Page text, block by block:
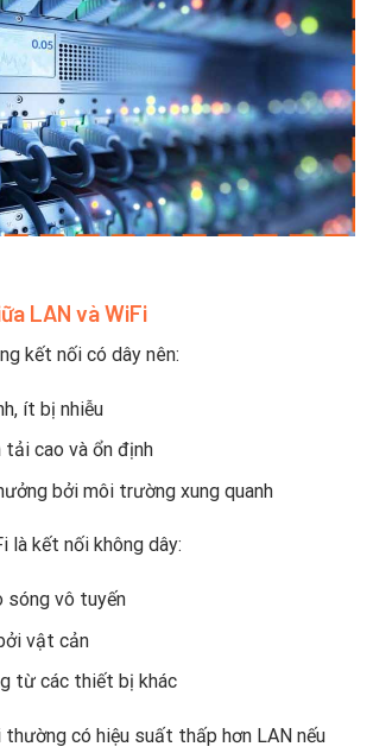
LAN và WiFi
kết nối có dây nên:
ít bị nhiễu
cao và ổn định
bởi môi trường xung quanh
là kết nối không dây:
sóng vô tuyến
vật cản
từ các thiết bị khác
thường có hiệu suất thấp hơn LAN nếu